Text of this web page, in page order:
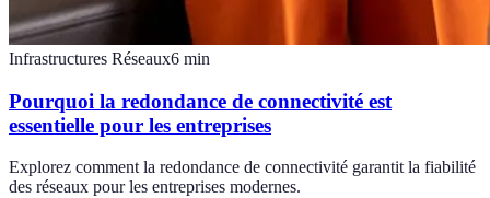
Infrastructures Réseaux6 min
Pourquoi la redondance de connectivité est
essentielle pour les entreprises
Explorez comment la redondance de connectivité garantit la fiabilité
des réseaux pour les entreprises modernes.